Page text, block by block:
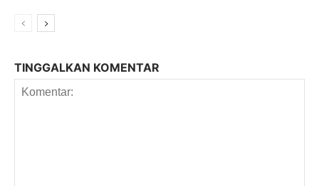
TINGGALKAN KOMENTAR